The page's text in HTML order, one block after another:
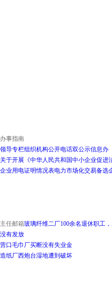
办事指南
领导专栏组织机构公开电话双公示信息
关于开展《中华人民共和国中小企业促进
企业用电证明情况表电力市场化交易备选
主任邮箱玻璃纤维二厂100余名退休职工
没有发放
营口毛巾厂买断没有失业金
造纸厂西炮台湿地遭到破坏